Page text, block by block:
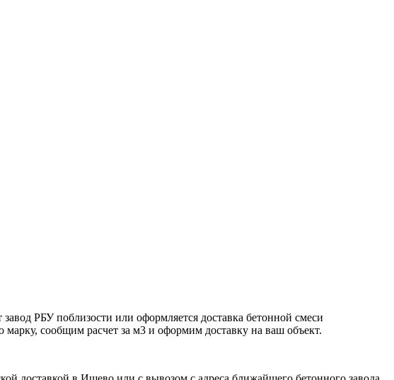
РБУ поблизости или оформляется доставка бетонной смеси
сообщим расчет за м3 и оформим доставку на ваш объект.